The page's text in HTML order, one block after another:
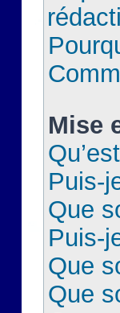
Mise
Puis-
Que
Puis-
Que
Que